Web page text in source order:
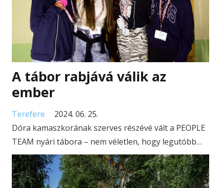
A tábor rabjává válik az
ember
Terefere
2024. 06. 25.
Dóra kamaszkorának szerves részévé vált a PEOPLE
TEAM nyári tábora – nem véletlen, hogy legutóbb…